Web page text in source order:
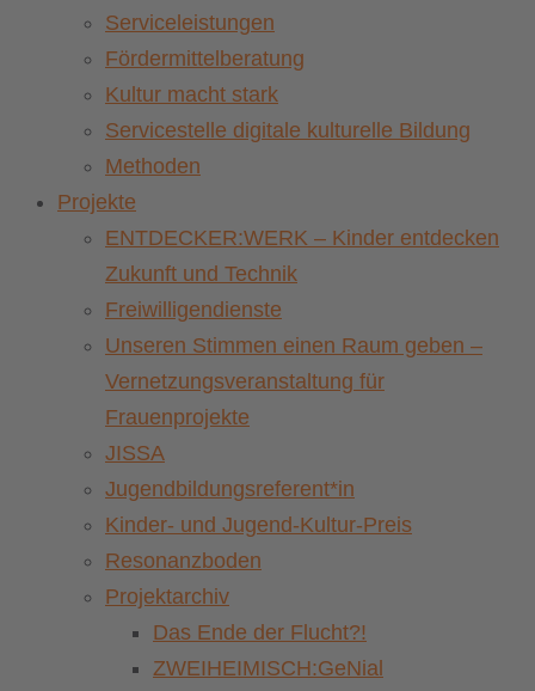
Serviceleistungen
Fördermittelberatung
Kultur macht stark
Servicestelle digitale kulturelle Bildung
Methoden
Projekte
ENTDECKER:WERK – Kinder entdecken
Zukunft und Technik
Freiwilligendienste
Unseren Stimmen einen Raum geben –
Vernetzungsveranstaltung für
Frauenprojekte
JISSA
Jugendbildungsreferent*in
Kinder- und Jugend-Kultur-Preis
Resonanzboden
Projektarchiv
Das Ende der Flucht?!
ZWEIHEIMISCH:GeNial